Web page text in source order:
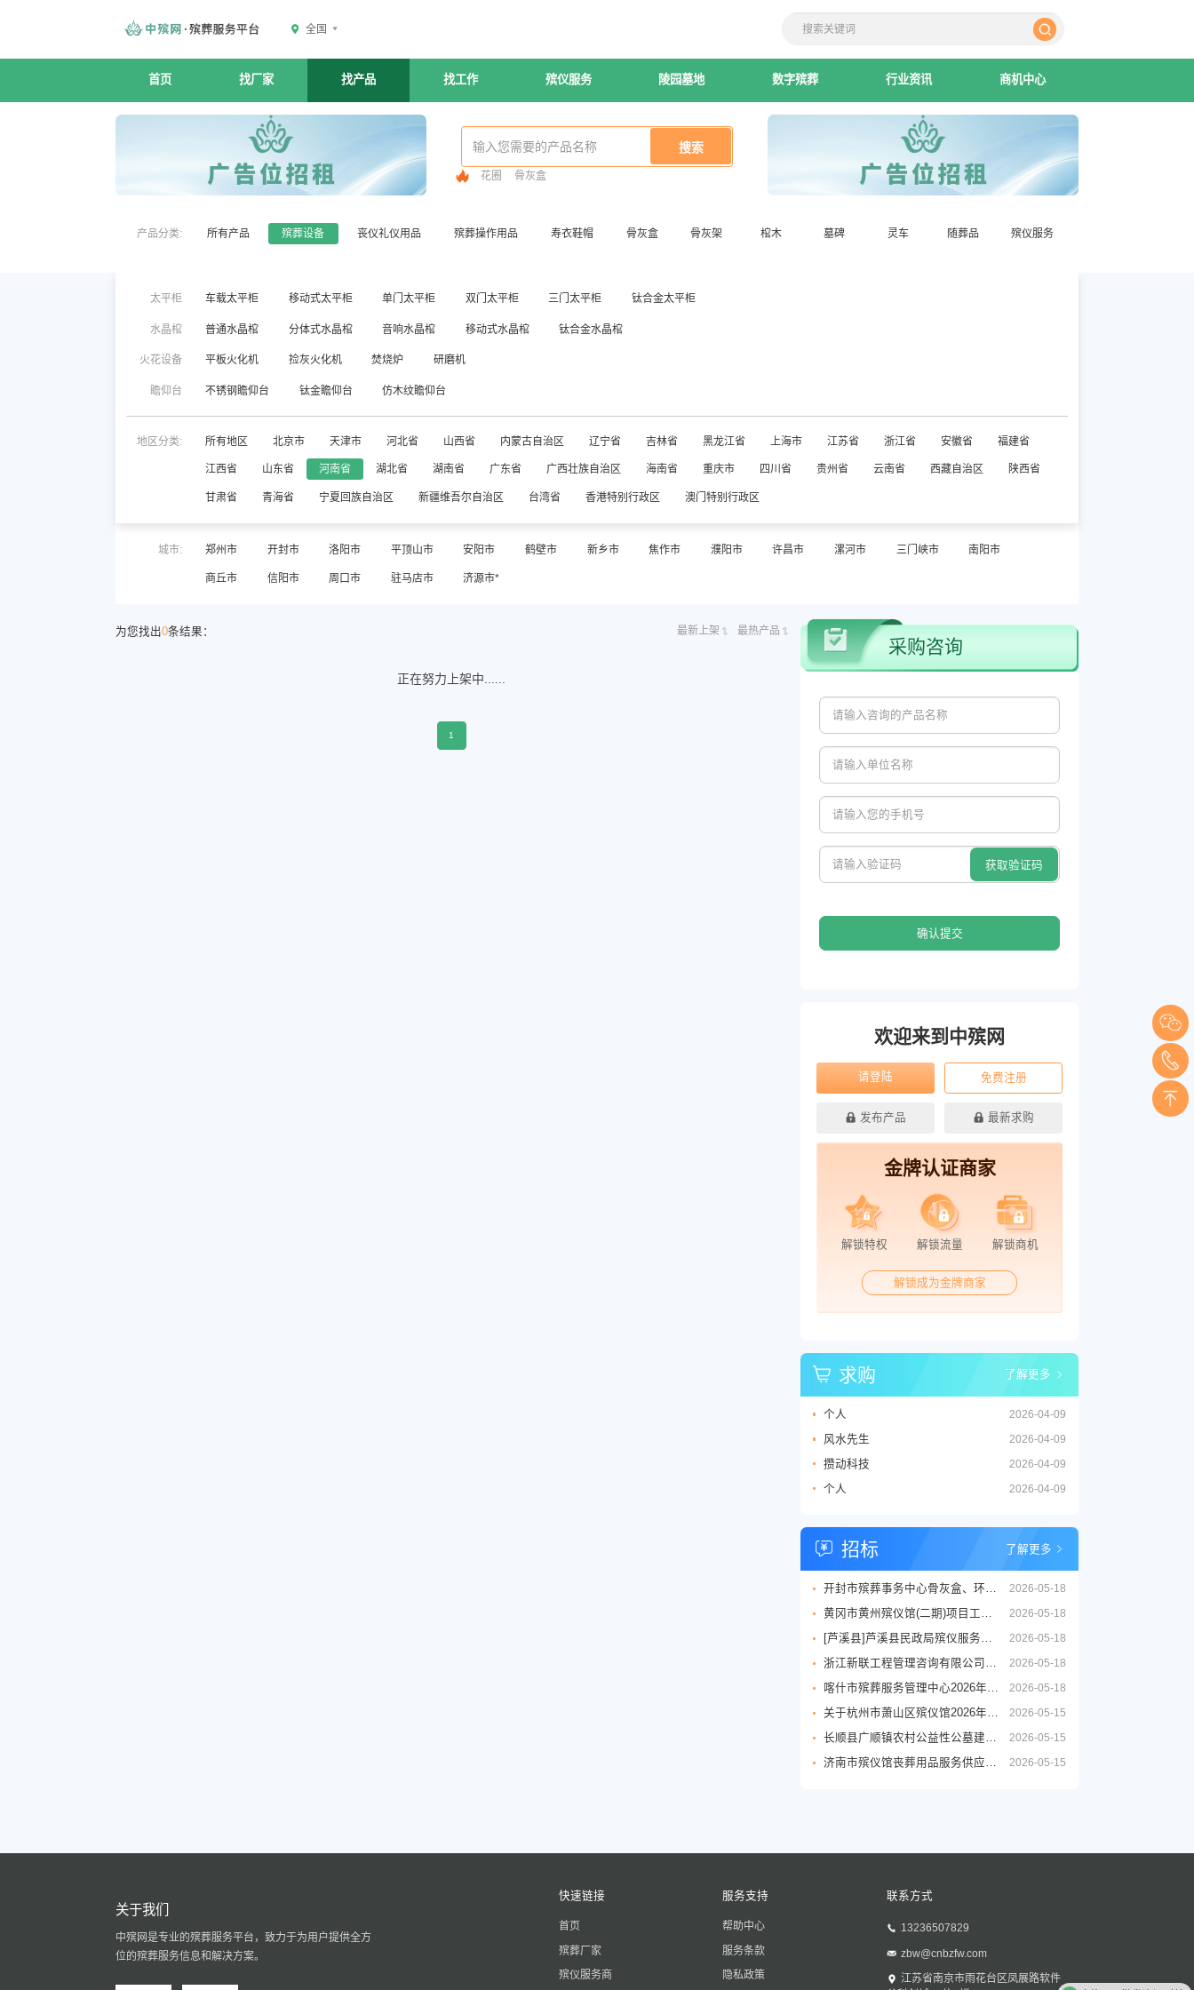
全国
首页 找厂家 找产品 找工作 殡仪服务 陵园墓地 数字殡葬 行业资讯 商机中心
花圈 骨灰盒
产品分类: 所有产品 殡葬设备 丧仪礼仪用品 殡葬操作用品 寿衣鞋帽 骨灰盒 骨灰架 棺木 墓碑 灵车 随葬品 殡仪服务
太平柜 车载太平柜 移动式太平柜 单门太平柜 双门太平柜 三门太平柜 钛合金太平柜
水晶棺 普通水晶棺 分体式水晶棺 音响水晶棺 移动式水晶棺 钛合金水晶棺
火花设备 平板火化机 捡灰火化机 焚烧炉 研磨机
瞻仰台 不锈钢瞻仰台 钛金瞻仰台 仿木纹瞻仰台
地区分类: 所有地区 北京市 天津市 河北省 山西省 内蒙古自治区 辽宁省 吉林省 黑龙江省 上海市 江苏省 浙江省 安徽省 福建省
江西省 山东省 河南省 湖北省 湖南省 广东省 广西壮族自治区 海南省 重庆市 四川省 贵州省 云南省 西藏自治区 陕西省
甘肃省 青海省 宁夏回族自治区 新疆维吾尔自治区 台湾省 香港特别行政区 澳门特别行政区
城市: 郑州市 开封市 洛阳市 平顶山市 安阳市 鹤壁市 新乡市 焦作市 濮阳市 许昌市 漯河市 三门峡市 南阳市
商丘市 信阳市 周口市 驻马店市 济源市*
为您找出0条结果： 最新上架 最热产品
正在努力上架中......
1
采购咨询
确认提交
欢迎来到中殡网
请登陆 免费注册
发布产品 最新求购
金牌认证商家
解锁特权 解锁流量 解锁商机
解锁成为金牌商家
求购 了解更多
2026-04-09
个人
2026-04-09
风水先生
2026-04-09
攒动科技
2026-04-09
个人
招标 了解更多
2026-05-18
开封市殡葬事务中心骨灰盒、环保棺等丧葬用品供应商采购项目三标段招标公告
2026-05-18
黄冈市黄州殡仪馆(二期)项目工程设计服务竞争性磋商征求意见公告
2026-05-18
[芦溪县]芦溪县民政局殡仪服务劳务外包项目
2026-05-18
浙江新联工程管理咨询有限公司关于嘉兴市公墓2026年度铜质逝者铭牌制作服务项目的竞争性磋商公告
2026-05-18
喀什市殡葬服务管理中心2026年度殡葬用品采购项目公开招标公告
2026-05-15
关于杭州市萧山区殡仪馆2026年至2029年物业管理服务政府采购项目的公开招标公告
2026-05-15
长顺县广顺镇农村公益性公墓建设项目
2026-05-15
济南市殡仪馆丧葬用品服务供应商采购项目公开招标招标公告
关于我们
中殡网是专业的殡葬服务平台，致力于为用户提供全方
位的殡葬服务信息和解决方案。
快速链接
首页
殡葬厂家
殡仪服务商
服务支持
帮助中心
服务条款
隐私政策
联系方式
13236507829
zbw@cnbzfw.com
江苏省南京市雨花台区凤展路软件